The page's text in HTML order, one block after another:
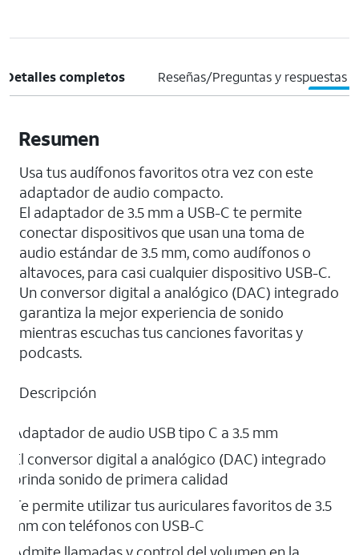
Detalles completos Reseñas/Preguntas y respuestas
Resumen
Usa tus audífonos favoritos otra vez con este
adaptador de audio compacto.
El adaptador de 3.5 mm a USB-C te permite
conectar dispositivos que usan una toma de
audio estándar de 3.5 mm, como audífonos o
altavoces, para casi cualquier dispositivo USB-C.
Un conversor digital a analógico (DAC) integrado
garantiza la mejor experiencia de sonido
mientras escuchas tus canciones favoritas y
podcasts.
Descripción
Adaptador de audio USB tipo C a 3.5 mm
El conversor digital a analógico (DAC) integrado
brinda sonido de primera calidad
Te permite utilizar tus auriculares favoritos de 3.5
mm con teléfonos con USB-C